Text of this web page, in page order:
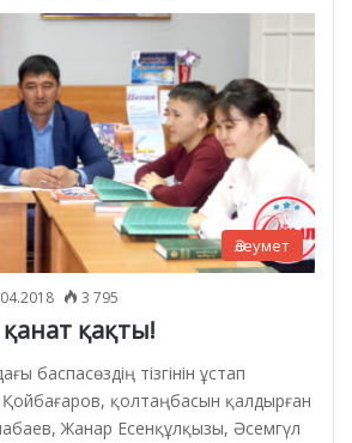
Әлеумет
3 795
қақты!
баспасөздің тізгінін ұстап
Қойбағаров, қолтаңбасын қалдырған
Жанар Есенқұлқызы, Әсемгүл